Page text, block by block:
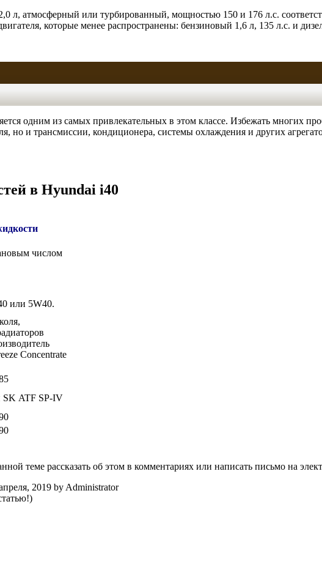
л, атмосферный или турбированный, мощностью 150 и 176 л.с.
которые менее распространены: бензиновый 1,6 л, 135 л.с. и
одним из самых привлекательных в этом классе. Избежать многих
но и трансмиссии, кондиционера, системы охлаждения и других
в Hyundai i40
числом
или 5W40.
Concentrate
SK ATF SP-IV
теме рассказать об этом в комментариях или написать письмо на
2019 by Administrator